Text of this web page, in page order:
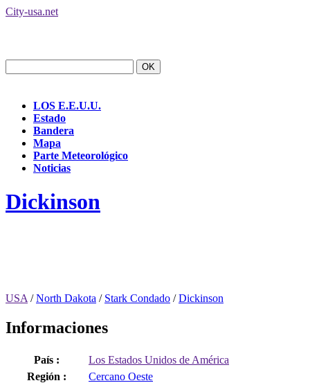
City-usa.net
LOS E.E.U.U.
Estado
Bandera
Mapa
Parte Meteorológico
Noticias
Dickinson
USA /North Dakota / Stark Condado /Dickinson
Informaciones
País :
Los Estados Unidos de América
Región :
Cercano Oeste